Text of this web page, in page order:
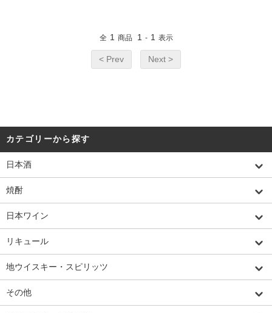
全 1 商品 1 - 1 表示
< Prev Next >
カテゴリーから探す
日本酒
焼酎
日本ワイン
リキュール
地ウイスキー・スピリッツ
その他